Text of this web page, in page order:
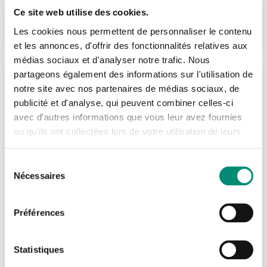
Ce site web utilise des cookies.
Les cookies nous permettent de personnaliser le contenu
et les annonces, d'offrir des fonctionnalités relatives aux
médias sociaux et d'analyser notre trafic. Nous
partageons également des informations sur l'utilisation de
notre site avec nos partenaires de médias sociaux, de
publicité et d'analyse, qui peuvent combiner celles-ci
avec d'autres informations que vous leur avez fournies
ou qu'ils ont collectées lors de votre utilisation de leurs
Nécessaires
Préférences
Statistiques
1904 € HT
par participant
Voir la formation
Réf : SC010
Recherche de fuites et de canalisations enterrées
1904 € S'INSCRIRE
Découverte
Gestion de services d’eau et d’assainissement
Prélèvement de la ressource
Eau potable
Assainissement non collectif
Electrotechnique
Se connecter
J'ai déjà un compte
Adresse email *